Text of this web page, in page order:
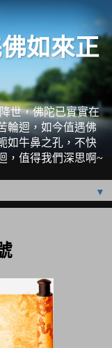
如來正
世，佛陀已實實在
輪迴，如今值遇佛
如牛鼻之孔，不快
，值得我們深思啊~
▼